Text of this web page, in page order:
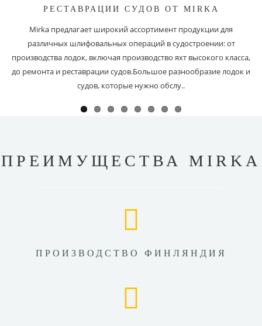
РЕСТАВРАЦИИ СУДОВ ОТ MIRKA
Mirka предлагает широкий ассортимент продукции для
различных шлифовальных операций в судостроении: от
производства лодок, включая производство яхт высокого класса,
до ремонта и реставрации судов.Большое разнообразие лодок и
судов, которые нужно обслу..
ПРЕИМУЩЕСТВА MIRKA
ПРОИЗВОДСТВО ФИНЛЯНДИЯ